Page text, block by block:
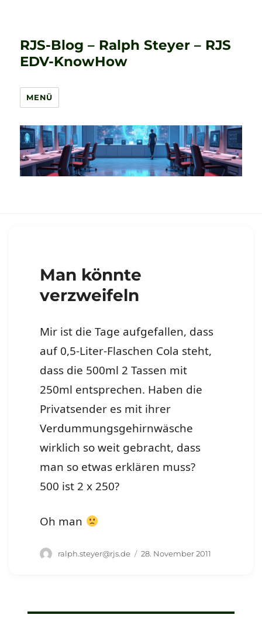
RJS-Blog – Ralph Steyer – RJS
EDV-KnowHow
MENÜ
Man könnte
verzweifeln
Mir ist die Tage aufgefallen, dass
auf 0,5-Liter-Flaschen Cola steht,
dass die 500ml 2 Tassen mit
250ml entsprechen. Haben die
Privatsender es mit ihrer
Verdummungsgehirnwäsche
wirklich so weit gebracht, dass
man so etwas erklären muss?
500 ist 2 x 250?
Oh man
Autor
ralph.steyer@rjs.de
Veröffentlicht
28. November 2011